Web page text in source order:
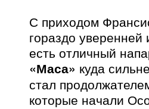
С приходом
гораздо
есть отличный
«Маса» куда
стал
которые начали